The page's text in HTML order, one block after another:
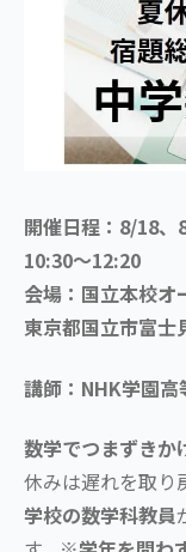
開催日程：8/18、
10:30～12:20
会場：国立本校オ
東京都国立市富士
講師：NHK学園
数学でつまずきか
休みは遅れを取り
学校の数学科教員